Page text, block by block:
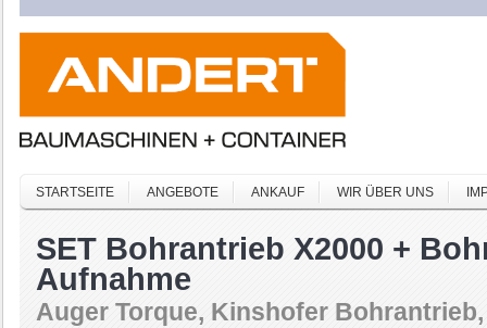
STARTSEITE ANGEBOTE ANKAUF WIR ÜBER UNS
SET Bohrantrieb X2000 +
Aufnahme
Auger Torque, Kinshofer